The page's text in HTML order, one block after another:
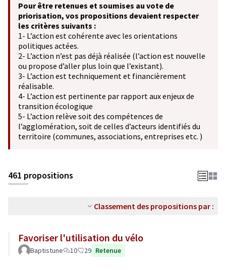
Pour être retenues et soumises au vote de
priorisation, vos propositions devaient respecter
les critères suivants :
1- L’action est cohérente avec les orientations
politiques actées.
2- L’action n’est pas déjà réalisée (l’action est nouvelle
ou propose d’aller plus loin que l’existant).
3- L’action est techniquement et financièrement
réalisable.
4- L’action est pertinente par rapport aux enjeux de
transition écologique
5- L’action relève soit des compétences de
l’agglomération, soit de celles d’acteurs identifiés du
territoire (communes, associations, entreprises etc. )
461 propositions
Classement des propositions par :
Favoriser l'utilisation du vélo
Baptistune 10 29 Retenue